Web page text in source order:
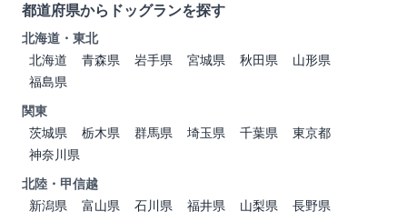
都道府県からドッグランを探す
北海道・東北
北海道
青森県 岩手県 宮城県 秋田県
山形県
福島県
関東
茨城県
栃木県 群馬県 埼玉県 千葉県
東京都
神奈川県
北陸・甲信越
新潟県
富山県 石川県 福井県 山梨県
長野県